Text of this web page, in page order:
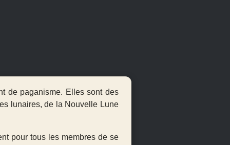
de paganisme. Elles sont des
lunaires, de la Nouvelle Lune
pour tous les membres de se